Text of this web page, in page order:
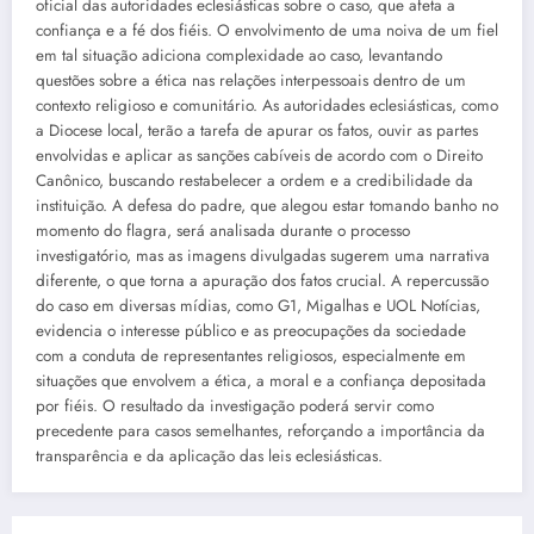
oficial das autoridades eclesiásticas sobre o caso, que afeta a
confiança e a fé dos fiéis. O envolvimento de uma noiva de um fiel
em tal situação adiciona complexidade ao caso, levantando
questões sobre a ética nas relações interpessoais dentro de um
contexto religioso e comunitário. As autoridades eclesiásticas, como
a Diocese local, terão a tarefa de apurar os fatos, ouvir as partes
envolvidas e aplicar as sanções cabíveis de acordo com o Direito
Canônico, buscando restabelecer a ordem e a credibilidade da
instituição. A defesa do padre, que alegou estar tomando banho no
momento do flagra, será analisada durante o processo
investigatório, mas as imagens divulgadas sugerem uma narrativa
diferente, o que torna a apuração dos fatos crucial. A repercussão
do caso em diversas mídias, como G1, Migalhas e UOL Notícias,
evidencia o interesse público e as preocupações da sociedade
com a conduta de representantes religiosos, especialmente em
situações que envolvem a ética, a moral e a confiança depositada
por fiéis. O resultado da investigação poderá servir como
precedente para casos semelhantes, reforçando a importância da
transparência e da aplicação das leis eclesiásticas.